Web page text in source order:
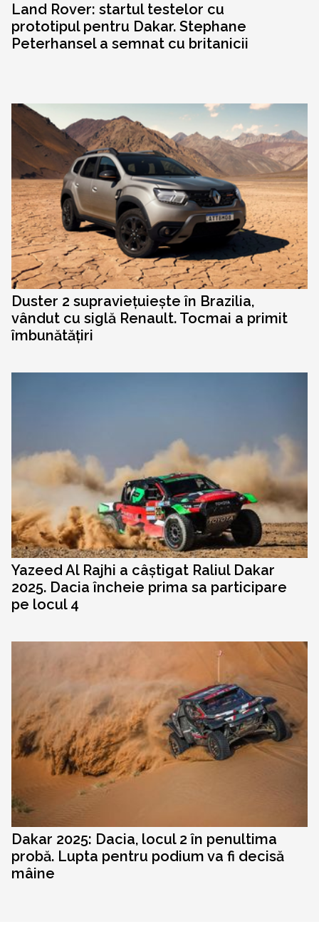
Land Rover: startul testelor cu
prototipul pentru Dakar. Stephane
Peterhansel a semnat cu britanicii
Duster 2 supraviețuiește în Brazilia,
vândut cu siglă Renault. Tocmai a primit
îmbunătățiri
Yazeed Al Rajhi a câștigat Raliul Dakar
2025. Dacia încheie prima sa participare
pe locul 4
Dakar 2025: Dacia, locul 2 în penultima
probă. Lupta pentru podium va fi decisă
mâine